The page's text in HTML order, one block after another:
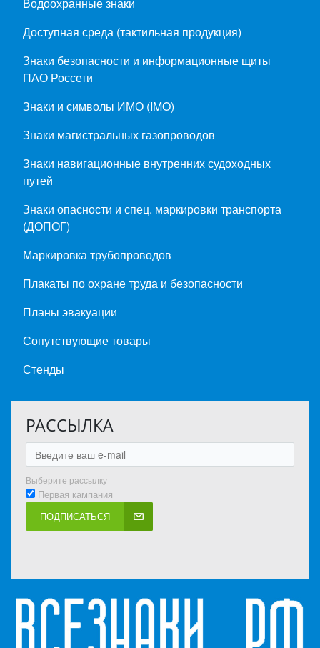
Доступная среда (тактильная продукция)
Знаки безопасности и информационные щиты
ПАО Россети
Знаки и символы ИМО (IMO)
Знаки магистральных газопроводов
Знаки навигационные внутренних судоходных
путей
Знаки опасности и спец. маркировки транспорта
(ДОПОГ)
Маркировка трубопроводов
Плакаты по охране труда и безопасности
Планы эвакуации
Сопутствующие товары
Стенды
РАССЫЛКА
Выберите рассылку
Первая кампания
ПОДПИСАТЬСЯ